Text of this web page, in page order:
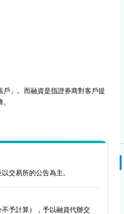
」。而融資是指證券商對客戶提
交易所的公告為主。
予計算），予以融資代辦交